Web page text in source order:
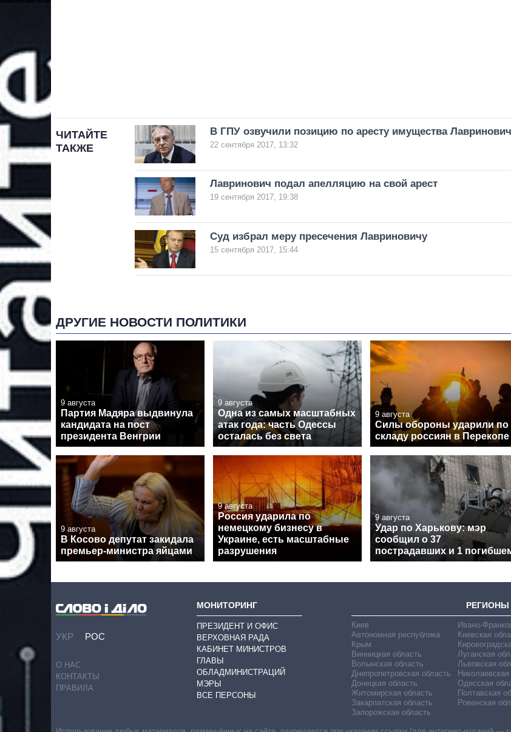
ЧИТАЙТЕ
ТАКЖЕ
В ГПУ озвучили позицию по аресту имущества
22 сентября 2017, 13:32
Лавринович подал апелляцию на свой арест
19 сентября 2017, 19:38
Суд избрал меру пресечения Лавриновичу
15 сентября 2017, 15:44
ДРУГИЕ НОВОСТИ ПОЛИТИКИ
9 августа
Партия Мадяра выдвинула
кандидата на пост
президента Венгрии
9 августа
Одна из самых масштабных
атак года: часть Одессы
осталась без света
9 августа
Силы обороны ударили по
складу россиян в Перекопе
9 августа
В Косово депутат закидала
премьер-министра яйцами
9 августа
Россия ударила по
немецкому бизнесу в
Украине, есть масштабные
разрушения
9 августа
Удар по Харькову: мэр
сообщил о 37
пострадавших и 1
УКР РОС
О НАС
КОНТАКТЫ
ПРАВИЛА
МОНИТОРИНГ
ПРЕЗИДЕНТ И ОФИС
ВЕРХОВНАЯ РАДА
КАБИНЕТ МИНИСТРОВ
ГЛАВЫ
ОБЛАДМИНИСТРАЦИЙ
МЭРЫ
ВСЕ ПЕРСОНЫ
РЕГИОНЫ
Киев
Автономная республика
Крым
Винницкая область
Волынская область
Днепропетровская область
Донецкая область
Житомирская область
Закарпатская область
Запорожская область
Ивано-
Киевская
Луганская
Львовская
Николаевская
Одесская
Полтавская
Ровенская